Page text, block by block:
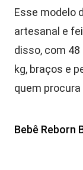
Esse modelo
artesanal e
disso, com
kg, braços e
quem
Bebê Reborn